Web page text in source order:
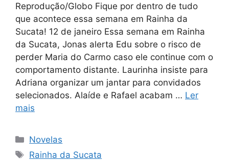
Reprodução/Globo Fique por dentro de tudo
que acontece essa semana em Rainha da
Sucata! 12 de janeiro Essa semana em Rainha
da Sucata, Jonas alerta Edu sobre o risco de
perder Maria do Carmo caso ele continue com o
comportamento distante. Laurinha insiste para
Adriana organizar um jantar para convidados
selecionados. Alaíde e Rafael acabam … Ler
mais
Categorias
Novelas
Tags
Rainha da Sucata